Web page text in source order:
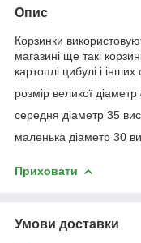
Опис
Корзинки
магазині ще такі
картоплі цибулі і інших
розмір великої
середня діаметр 35
маленька діаметр 30
Приховати
Умови доставки